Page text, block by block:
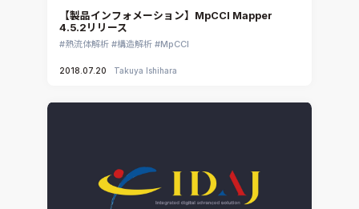
【製品インフォメーション】MpCCI Mapper
4.5.2リリース
熱流体解析 構造解析 MpCCI
2018.07.20 Takuya Ishihara